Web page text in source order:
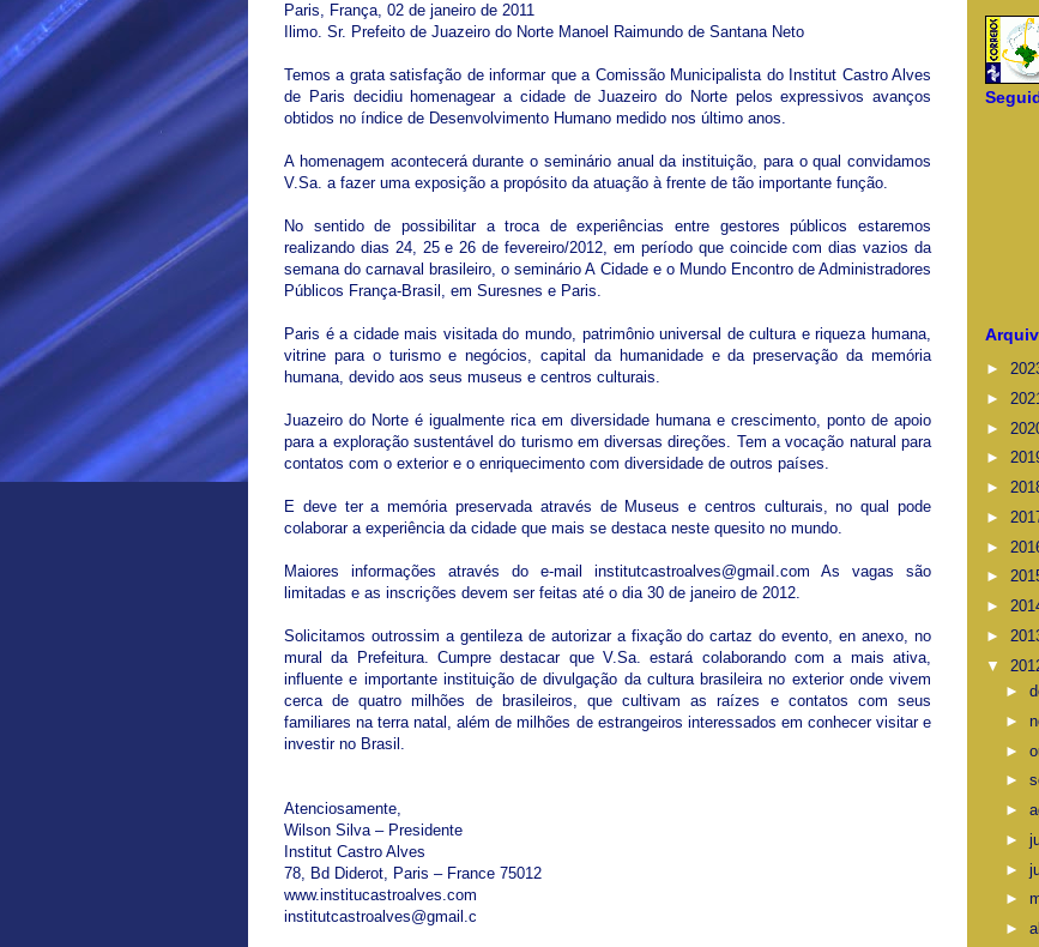
Paris, França, 02 de janeiro de 2011
Ilimo. Sr. Prefeito de Juazeiro do Norte Manoel Raimundo de Santana Neto
Temos a grata satisfação de informar que a Comissão Municipalista do Institut Castro Alves
de Paris decidiu homenagear a cidade de Juazeiro do Norte pelos expressivos avanços
obtidos no índice de Desenvolvimento Humano medido nos último anos.
A homenagem acontecerá durante o seminário anual da instituição, para o qual convidamos
V.Sa. a fazer uma exposição a propósito da atuação à frente de tão importante função.
No sentido de possibilitar a troca de experiências entre gestores públicos estaremos
realizando dias 24, 25 e 26 de fevereiro/2012, em período que coincide com dias vazios da
semana do carnaval brasileiro, o seminário A Cidade e o Mundo Encontro de Administradores
Públicos França-Brasil, em Suresnes e Paris.
Paris é a cidade mais visitada do mundo, patrimônio universal de cultura e riqueza humana,
vitrine para o turismo e negócios, capital da humanidade e da preservação da memória
humana, devido aos seus museus e centros culturais.
Juazeiro do Norte é igualmente rica em diversidade humana e crescimento, ponto de apoio
para a exploração sustentável do turismo em diversas direções. Tem a vocação natural para
contatos com o exterior e o enriquecimento com diversidade de outros países.
E deve ter a memória preservada através de Museus e centros culturais, no qual pode
colaborar a experiência da cidade que mais se destaca neste quesito no mundo.
Maiores informações através do e-mail institutcastroalves@gmaiI.com As vagas são
limitadas e as inscrições devem ser feitas até o dia 30 de janeiro de 2012.
Solicitamos outrossim a gentileza de autorizar a fixação do cartaz do evento, en anexo, no
mural da Prefeitura. Cumpre destacar que V.Sa. estará colaborando com a mais ativa,
influente e importante instituição de divulgação da cultura brasileira no exterior onde vivem
cerca de quatro milhões de brasileiros, que cultivam as raízes e contatos com seus
familiares na terra natal, além de milhões de estrangeiros interessados em conhecer visitar e
investir no Brasil.
Atenciosamente,
Wilson Silva – Presidente
Institut Castro Alves
78, Bd Diderot, Paris – France 75012
www.institucastroalves.com
institutcastroalves@gmail.c
►
► 2021
►
►
►
►
►
►
►
►
▼
►
►
►
►
►
►
►
►
►